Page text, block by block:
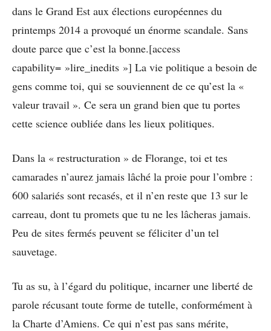
dans le Grand Est aux élections européennes du
printemps 2014 a provoqué un énorme scandale. Sans
doute parce que c’est la bonne.[access
capability= »lire_inedits »] La vie politique a besoin de
gens comme toi, qui se souviennent de ce qu’est la «
valeur travail ». Ce sera un grand bien que tu portes
cette science oubliée dans les lieux politiques.
Dans la « restructuration » de Florange, toi et tes
camarades n’aurez jamais lâché la proie pour l’ombre :
600 salariés sont recasés, et il n’en reste que 13 sur le
carreau, dont tu promets que tu ne les lâcheras jamais.
Peu de sites fermés peuvent se féliciter d’un tel
sauvetage.
Tu as su, à l’égard du politique, incarner une liberté de
parole récusant toute forme de tutelle, conformément à
la Charte d’Amiens. Ce qui n’est pas sans mérite,